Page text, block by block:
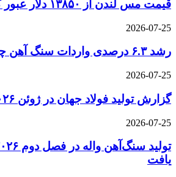
قیمت مس لندن از ۱۳۸۵۰ دلار عبور کرد
2026-07-25
رشد ۶.۳ درصدی واردات سنگ آهن چین
2026-07-25
گزارش تولید فولاد جهان در ژوئن ۲۰۲۶
2026-07-25
یافت